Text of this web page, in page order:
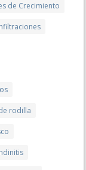
de Crecimiento
rodilla